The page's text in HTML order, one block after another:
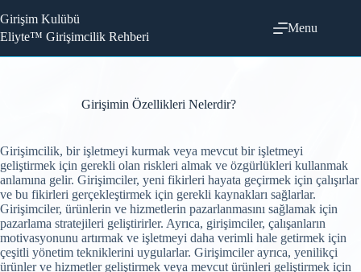
to
content
Girişim Kulübü
Eliyte™ Girişimcilik Rehberi
Menu
Girişimin Özellikleri Nelerdir?
Girişimcilik, bir işletmeyi kurmak veya mevcut bir işletmeyi
geliştirmek için gerekli olan riskleri almak ve özgürlükleri kullanmak
anlamına gelir. Girişimciler, yeni fikirleri hayata geçirmek için çalışırlar
ve bu fikirleri gerçekleştirmek için gerekli kaynakları sağlarlar.
Girişimciler, ürünlerin ve hizmetlerin pazarlanmasını sağlamak için
pazarlama stratejileri geliştirirler. Ayrıca, girişimciler, çalışanların
motivasyonunu artırmak ve işletmeyi daha verimli hale getirmek için
çeşitli yönetim tekniklerini uygularlar. Girişimciler ayrıca, yenilikçi
ürünler ve hizmetler geliştirmek veya mevcut ürünleri geliştirmek için